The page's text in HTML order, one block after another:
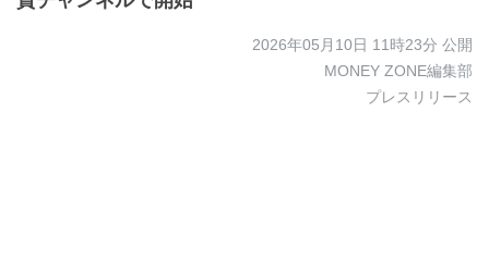
2026年05月10日 11時23分 公開
MONEY ZONE編集部
プレスリリース